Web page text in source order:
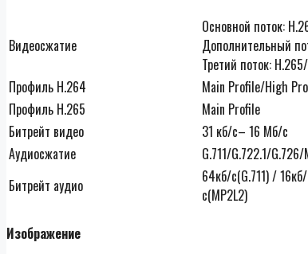
Видеосжатие
Основной поток:
Дополнительный
Третий поток:
Профиль H.264
Main Profile/High
Профиль H.265
Main Profile
Битрейт видео
31 кб/с– 16 Мб/с
Аудиосжатие
G.711/G.722.1/
Битрейт аудио
64кб/с(G.711) /
с(MP2L2)
Изображение